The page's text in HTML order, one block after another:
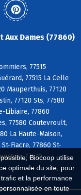
Biocoop utilise
optimale du site, pour
et la performance
en toute
Dames (77860)
77515
77515 La Celle
Mauperthuis, 77120
77120 Sts, 77580
Libiaire, 77860
77580 Coutevroult,
La Haute-Maison,
Fiacre, 77860 St-
77470